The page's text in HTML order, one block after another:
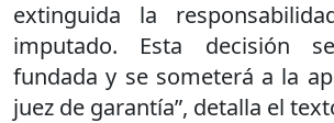
extinguida la
imputado. Esta decisión
fundada y se someterá a la
juez de garantía”, detalla el